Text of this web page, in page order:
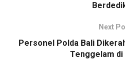
Next
Personel Polda Bali
Tenggelam di